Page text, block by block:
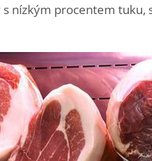
nízkým procentem tuku,